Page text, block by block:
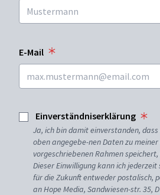
E-Mail
Einverständniserklärung
Ja, ich bin damit einverstanden,
oben angegebe-nen Daten zu
vorgeschriebenen Rahmen
Dieser Einwilligung kann ich
für die Zukunft entweder postalisch,
an Hope Media, Sandwiesen-str. 35,